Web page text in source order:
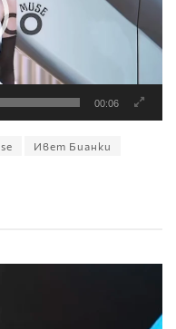
00:06
Ивет Бианки